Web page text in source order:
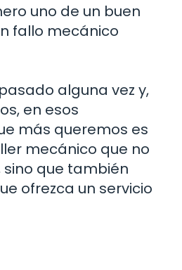
uno de un buen
fallo mecánico
alguna vez y,
en esos
más queremos es
mecánico que no
que también
ofrezca un servicio